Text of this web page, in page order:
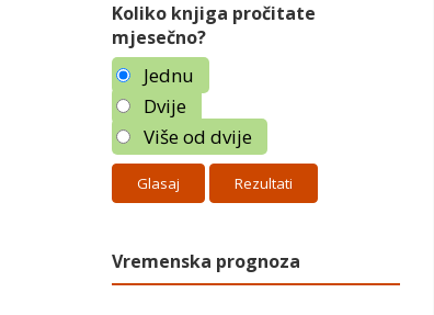
Koliko knjiga pročitate
mjesečno?
Jednu
Dvije
Više od dvije
Rezultati
Vremenska prognoza